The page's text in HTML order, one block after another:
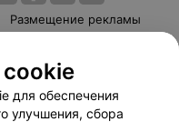
Размещение рекламы
Способы оплаты
для обеспечения
улучшения, сбора